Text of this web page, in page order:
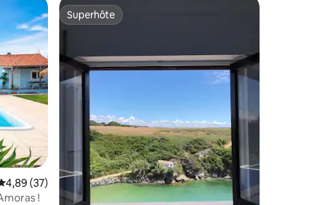
: 4,87 sur 5
moyenne sur la base de 37 commentaires : 4,89 sur 5
4,89 (37)
!
Superhôte
Superhôte